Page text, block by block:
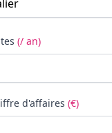
(/ an)
d'affaires (€)